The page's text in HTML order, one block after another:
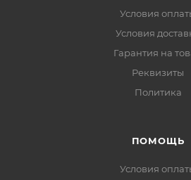
Условия
Условия
Гарантия на
Реквизиты
Политика
ПОМОЩЬ
Условия